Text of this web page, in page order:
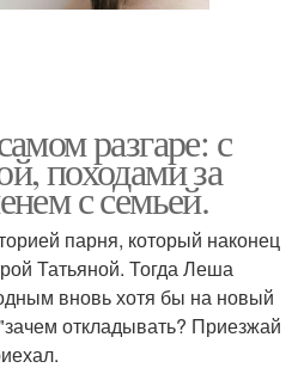
разгаре: с
походами за
с семьей.
парня, который наконец
Татьяной. Тогда Леша
вновь хотя бы на новый
откладывать? Приезжай